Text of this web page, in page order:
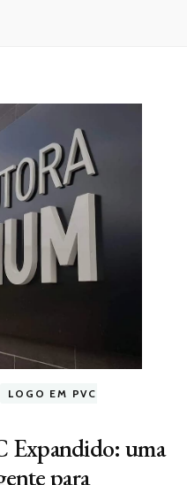
LOGO EM PVC
Expandido: uma
para